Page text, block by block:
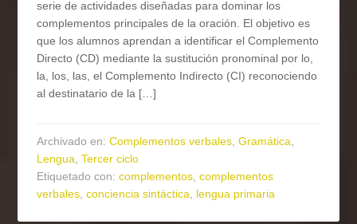
serie de actividades diseñadas para dominar los
complementos principales de la oración. El objetivo es
que los alumnos aprendan a identificar el Complemento
Directo (CD) mediante la sustitución pronominal por lo,
la, los, las, el Complemento Indirecto (CI) reconociendo
al destinatario de la […]
Archivado en:Complementos verbales,Gramática,
Lengua,Tercer ciclo
Etiquetado con:complementos,complementos
verbales,conciencia sintáctica, lengua primaria